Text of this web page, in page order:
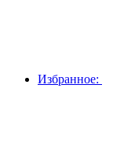
Избранное: